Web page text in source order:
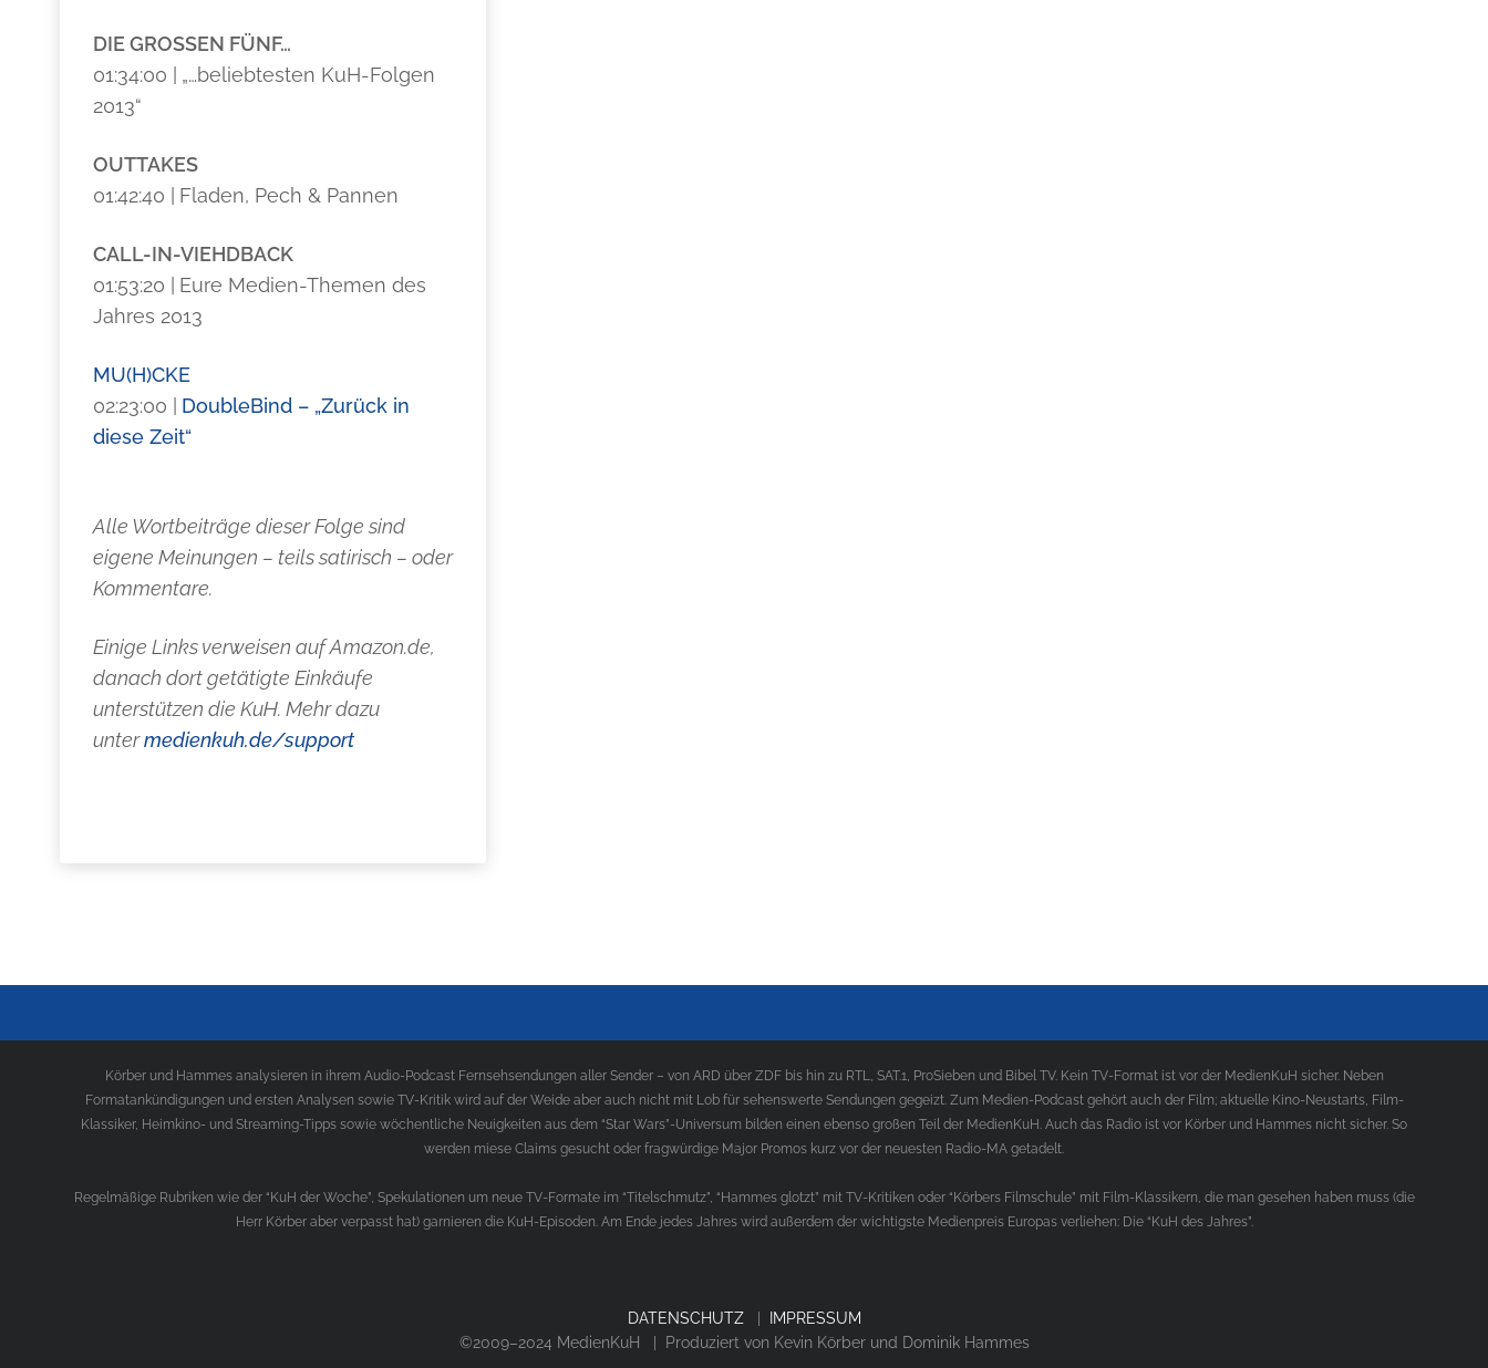
DIE GROSSEN FÜNF…
01:34:00 |
„…beliebtesten KuH-Folgen
2013“
OUTTAKES
01:42:40 |
Fladen, Pech & Pannen
CALL-IN-VIEHDBACK
01:53:20 |
Eure Medien-Themen des
Jahres 2013
MU(H)CKE
02:23:00 |
DoubleBind – „Zurück in
diese Zeit“
Alle Wortbeiträge dieser Folge sind
eigene Meinungen – teils satirisch – oder
Kommentare.
Einige Links verweisen auf Amazon.de,
danach dort getätigte Einkäufe
unterstützen die KuH. Mehr dazu
untermedienkuh.de/support
Körber und Hammes analysieren in ihrem Audio-Podcast Fernsehsendungen aller Sender – von ARD über ZDF bis hin zu RTL, SAT.1, ProSieben und Bibel TV. Kein TV-Format ist vor der MedienKuH sicher. Neben
Formatankündigungen und ersten Analysen sowie TV-Kritik wird auf der Weide aber auch nicht mit Lob für sehenswerte Sendungen gegeizt. Zum Medien-Podcast gehört auch der Film; aktuelle Kino-Neustarts, Film-
Klassiker, Heimkino- und Streaming-Tipps sowie wöchentliche Neuigkeiten aus dem “Star Wars”-Universum bilden einen ebenso großen Teil der MedienKuH. Auch das Radio ist vor Körber und Hammes nicht sicher. So
werden miese Claims gesucht oder fragwürdige Major Promos kurz vor der neuesten Radio-MA getadelt.
Regelmäßige Rubriken wie der “KuH der Woche”, Spekulationen um neue TV-Formate im “Titelschmutz”, “Hammes glotzt” mit TV-Kritiken oder “Körbers Filmschule” mit Film-Klassikern, die man gesehen haben muss (die
Herr Körber aber verpasst hat) garnieren die KuH-Episoden. Am Ende jedes Jahres wird außerdem der wichtigste Medienpreis Europas verliehen: Die “KuH des Jahres”.
DATENSCHUTZ|
IMPRESSUM
©2009–2024 MedienKuH | Produziert von Kevin Körber und Dominik Hammes